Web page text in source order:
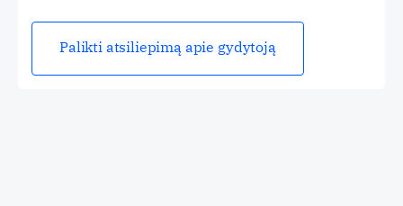
Palikti atsiliepimą apie gydytoją